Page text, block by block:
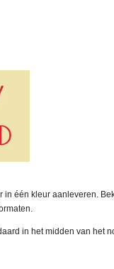
in één kleur aanleveren.
in het midden van het